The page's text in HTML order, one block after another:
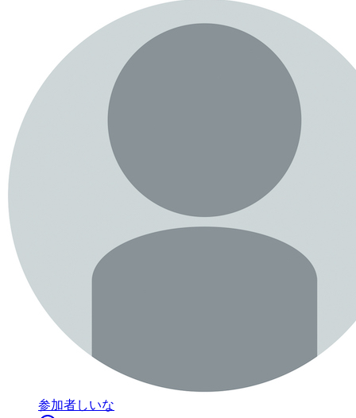
参加者しいな